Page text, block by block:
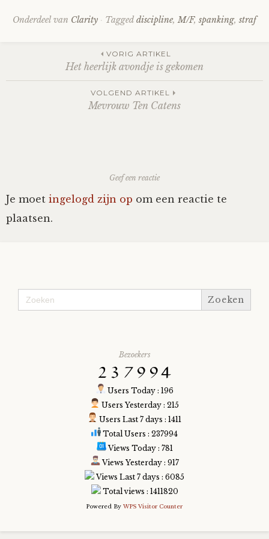
Onderdeel van Clarity Tagged discipline, M/F, spanking, straf
navigation
VORIG ARTIKEL
Het heerlijk avondje is gekomen
VOLGEND ARTIKEL
Mevrouw Ten Catens
Geef een reactie
Je moet ingelogd zijn op om een reactie te
plaatsen.
Zoek
naar:
Bezoekers
Users Today : 196
Users Yesterday : 215
Users Last 7 days : 1411
Total Users : 237994
Views Today : 781
Views Yesterday : 917
Views Last 7 days : 6085
Total views : 1411820
Powered By WPS Visitor Counter